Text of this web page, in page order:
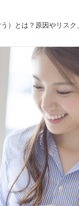
）とは？原因やリス